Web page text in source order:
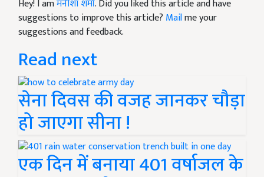
Hey! I amमनीशा शर्मा. Did you liked this article and have
suggestions to improve this article? Mailme your
suggestions and feedback.
Read next
सेना दिवस की वजह जानकर चौड़ा
हो जाएगा सीना !
एक दिन में बनाया 401 वर्षाजल के